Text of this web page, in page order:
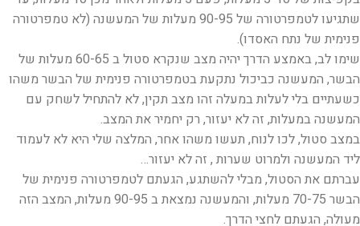
שתגיעו לטמפרטורה של 90-95 מעלות של המעשנה (לא טמפרטורה
פנימית של נתח האסדו).
שימו לב, באמצע הדרך יהיה מצב שנקרא סטול ב 60-65 מעלות של
הבשר, המעשנה כביכול נתקעת בטמפרטורה פנימית של הבשר משהו
כשעתיים בלי לעלות במעלה זהו מצב תקין, לא להתחיל לשחק עם
המעשנה במעלות, זה לא יעזור, רק יחמיר את המצב.
במצב סטול, לכו לנוח, תעשו משהו אחר, המלצה שלי היא לא לעמוד
ליד המעשנה ולמרוט שערות , זה לא יעזור…
עברתם את הסטול, מבלי להשתגע, הגעתם לטמפרטורה פנימית של
הבשר 70-75 מעלות, והמעשנה נמצאת ב 90-95 מעלות, המצב הזה
מעולה, הגעתם לחצי הדרך.